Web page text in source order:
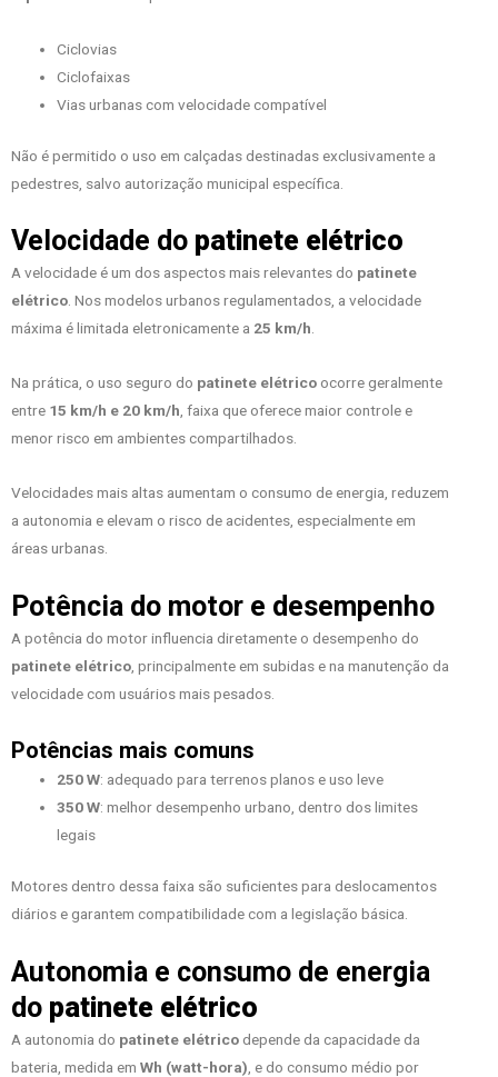
Ciclovias
Ciclofaixas
Vias urbanas com velocidade compatível
Não é permitido o uso em calçadas destinadas exclusivamente a
pedestres, salvo autorização municipal específica.
Velocidade do patinete elétrico
A velocidade é um dos aspectos mais relevantes do patinete
elétrico. Nos modelos urbanos regulamentados, a velocidade
máxima é limitada eletronicamente a 25 km/h.
Na prática, o uso seguro do patinete elétricoocorre geralmente
entre 15 km/h e 20 km/h, faixa que oferece maior controle e
menor risco em ambientes compartilhados.
Velocidades mais altas aumentam o consumo de energia, reduzem
a autonomia e elevam o risco de acidentes, especialmente em
áreas urbanas.
Potência do motor e desempenho
A potência do motor influencia diretamente o desempenho do
patinete elétrico, principalmente em subidas e na manutenção da
velocidade com usuários mais pesados.
Potências mais comuns
250 W: adequado para terrenos planos e uso leve
350 W: melhor desempenho urbano, dentro dos limites
legais
Motores dentro dessa faixa são suficientes para deslocamentos
diários e garantem compatibilidade com a legislação básica.
Autonomia e consumo de energia
do patinete elétrico
A autonomia do patinete elétricodepende da capacidade da
bateria, medida em Wh (watt-hora) , e do consumo médio por